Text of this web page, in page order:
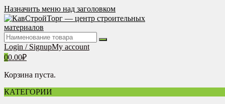
Перейти
к
содержимому
Назначить меню над заголовком
Login / SignupMy account
00.00₽
Корзина пуста.
КАТЕГОРИИ